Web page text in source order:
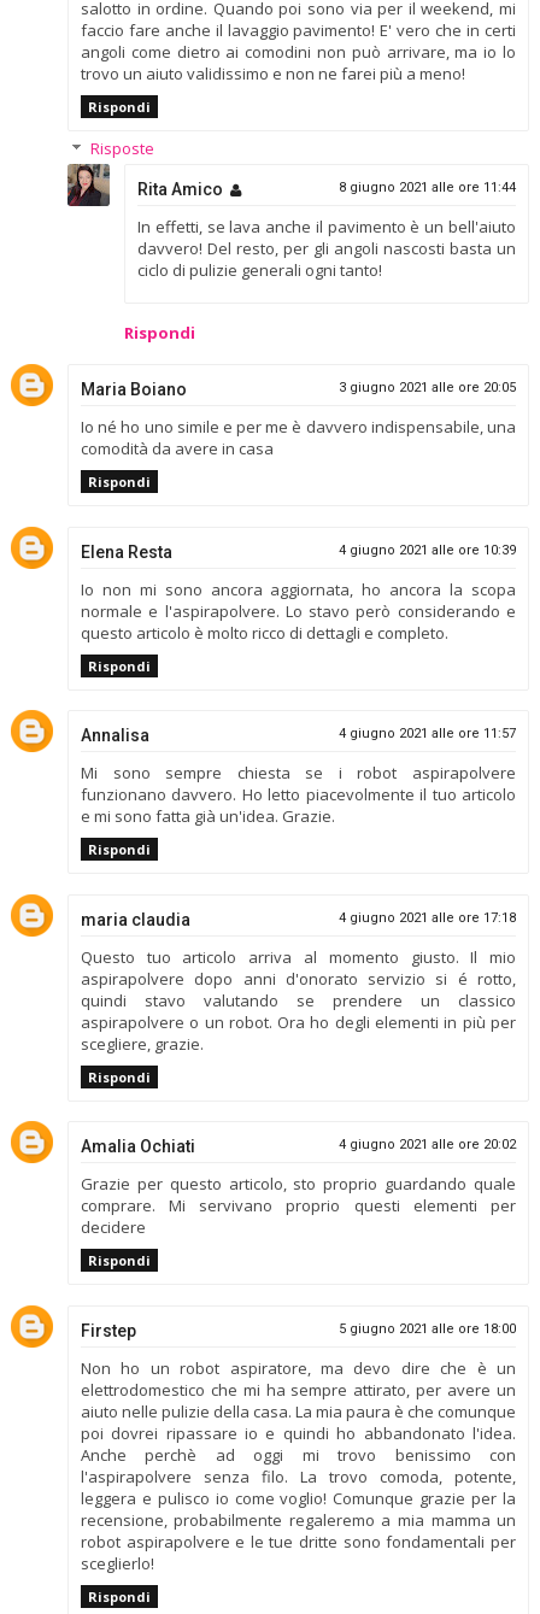
salotto in ordine. Quando poi sono via per il weekend, mi
faccio fare anche il lavaggio pavimento! E' vero che in certi
angoli come dietro ai comodini non può arrivare, ma io lo
trovo un aiuto validissimo e non ne farei più a meno!
Rispondi
Risposte
Rita Amico 8 giugno 2021 alle ore 11:44
In effetti, se lava anche il pavimento è un bell'aiuto
davvero! Del resto, per gli angoli nascosti basta un
ciclo di pulizie generali ogni tanto!
Rispondi
Maria Boiano 3 giugno 2021 alle ore 20:05
Io né ho uno simile e per me è davvero indispensabile, una
comodità da avere in casa
Rispondi
Elena Resta 4 giugno 2021 alle ore 10:39
Io non mi sono ancora aggiornata, ho ancora la scopa
normale e l'aspirapolvere. Lo stavo però considerando e
questo articolo è molto ricco di dettagli e completo.
Rispondi
Annalisa 4 giugno 2021 alle ore 11:57
Mi sono sempre chiesta se i robot aspirapolvere
funzionano davvero. Ho letto piacevolmente il tuo articolo
e mi sono fatta già un'idea. Grazie.
Rispondi
maria claudia 4 giugno 2021 alle ore 17:18
Questo tuo articolo arriva al momento giusto. Il mio
aspirapolvere dopo anni d'onorato servizio si é rotto,
quindi stavo valutando se prendere un classico
aspirapolvere o un robot. Ora ho degli elementi in più per
scegliere, grazie.
Rispondi
Amalia Ochiati 4 giugno 2021 alle ore 20:02
Grazie per questo articolo, sto proprio guardando quale
comprare. Mi servivano proprio questi elementi per
decidere
Rispondi
Firstep 5 giugno 2021 alle ore 18:00
Non ho un robot aspiratore, ma devo dire che è un
elettrodomestico che mi ha sempre attirato, per avere un
aiuto nelle pulizie della casa. La mia paura è che comunque
poi dovrei ripassare io e quindi ho abbandonato l'idea.
Anche perchè ad oggi mi trovo benissimo con
l'aspirapolvere senza filo. La trovo comoda, potente,
leggera e pulisco io come voglio! Comunque grazie per la
recensione, probabilmente regaleremo a mia mamma un
robot aspirapolvere e le tue dritte sono fondamentali per
sceglierlo!
Rispondi